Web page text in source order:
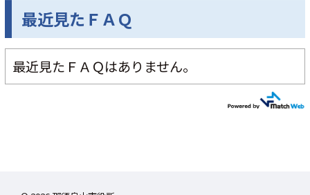
最近見たＦＡＱ
最近見たＦＡＱはありません。